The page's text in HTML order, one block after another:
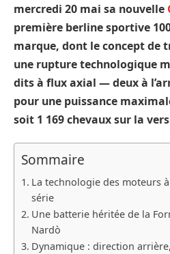
mercredi 20 mai sa nouvelle
première berline sportive
marque, dont le concept de
une rupture technologique
dits à flux axial — deux à
pour une puissance
soit 1 169 chevaux sur la
Sommaire
La technologie des moteurs
série
Une batterie héritée de la
Nardò
Dynamique : direction arrière,